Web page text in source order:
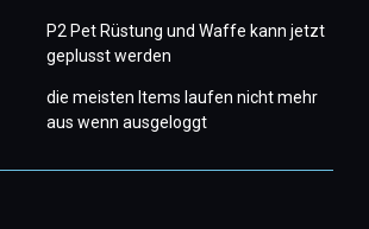
P2 Pet Rüstung und Waffe kann jetzt
geplusst werden
die meisten Items laufen nicht mehr
aus wenn ausgeloggt